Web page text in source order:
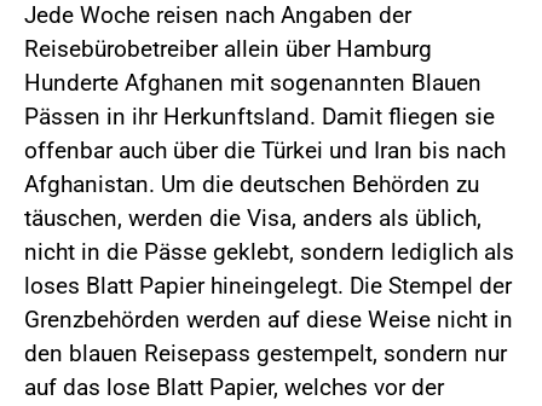
Jede Woche reisen nach Angaben der
Reisebürobetreiber allein über Hamburg
Hunderte Afghanen mit sogenannten Blauen
Pässen in ihr Herkunftsland. Damit fliegen sie
offenbar auch über die Türkei und Iran bis nach
Afghanistan. Um die deutschen Behörden zu
täuschen, werden die Visa, anders als üblich,
nicht in die Pässe geklebt, sondern lediglich als
loses Blatt Papier hineingelegt. Die Stempel der
Grenzbehörden werden auf diese Weise nicht in
den blauen Reisepass gestempelt, sondern nur
auf das lose Blatt Papier, welches vor der